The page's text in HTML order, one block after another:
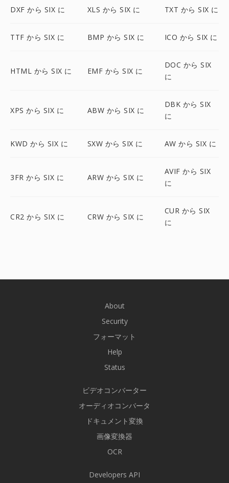
DXF から SIX に XLS から SIX に TXT から SIX に
TTF から SIX に BMP から SIX に ICO から SIX に
HTML から SIX に EMF から SIX に
DOC から SIX
に
XPS から SIX に ABW から SIX に
DBK から SIX
に
KWD から SIX に SXW から SIX に AW から SIX に
3FR から SIX に ARW から SIX に
AVIF から SIX
に
CR2 から SIX に CRW から SIX に
CUR から SIX
に
About
Security
フォーマット
Help
Status
ビデオコンバーター
オーディオコンバータ
ドキュメント変換
画像変換器
OCR
Developers API